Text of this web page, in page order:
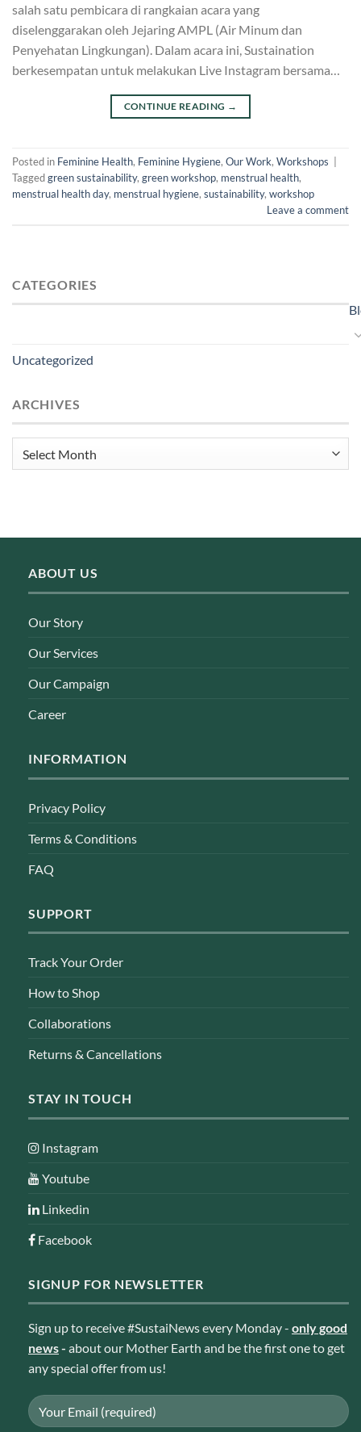
salah satu pembicara di rangkaian acara yang
diselenggarakan oleh Jejaring AMPL (Air Minum dan
Penyehatan Lingkungan). Dalam acara ini, Sustaination
berkesempatan untuk melakukan Live Instagram bersama…
CONTINUE READING →
Posted in Feminine Health, Feminine Hygiene, Our Work, Workshops
Taggedgreen sustainability, green workshop, menstrual health,
menstrual health day, menstrual hygiene, sustainability, workshop
Leave a comment
CATEGORIES
Uncategorized
ARCHIVES
Archives
ABOUT US
Our Story
Our Services
Our Campaign
Career
INFORMATION
Privacy Policy
Terms & Conditions
FAQ
SUPPORT
Track Your Order
How to Shop
Collaborations
Returns & Cancellations
STAY IN TOUCH
Instagram
Youtube
Linkedin
Facebook
SIGNUP FOR NEWSLETTER
Sign up to receive #SustaiNews every Monday - only good
news- about our Mother Earth and be the first one to get
any special offer from us!